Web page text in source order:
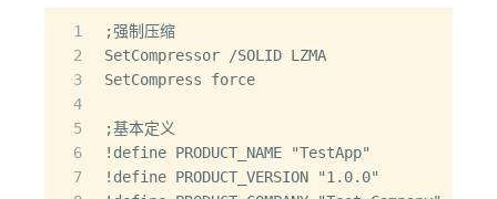
1
2
3
4
5
6
7
;强制压缩
SetCompressor /SOLID LZMA
SetCompress force
;基本定义
!define PRODUCT_NAME "TestApp"
!define PRODUCT_VERSION "1.0.0"